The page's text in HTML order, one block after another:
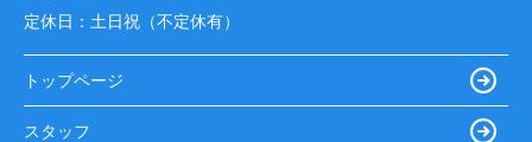
定休日： 土日祝（不定休有）
トップページ
スタッフ